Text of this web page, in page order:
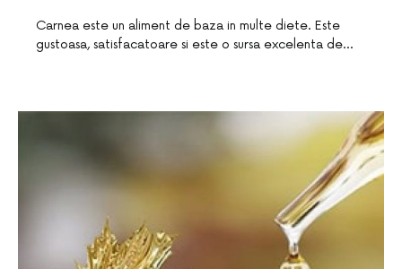
Carnea este un aliment de baza in multe diete. Este
gustoasa, satisfacatoare si este o sursa excelenta de…